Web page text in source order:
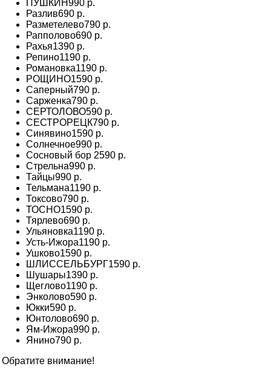
ПУШКИН990 р.
Разлив690 р.
Разметелево790 р.
Рапполово690 р.
Рахья1390 р.
Репино1190 р.
Романовка1190 р.
РОЩИНО1590 р.
Саперный790 р.
Сарженка790 р.
СЕРТОЛОВО590 р.
СЕСТРОРЕЦК790 р.
Синявино1590 р.
Солнечное990 р.
Сосновый бор 2590 р.
Стрельна990 р.
Тайцы990 р.
Тельмана1190 р.
Токсово790 р.
ТОСНО1590 р.
Тярлево690 р.
Ульяновка1190 р.
Усть-Ижора1190 р.
Ушково1590 р.
ШЛИССЕЛЬБУРГ1590 р.
Шушары1390 р.
Щеглово1190 р.
Энколово590 р.
Юкки590 р.
Юнтолово690 р.
Ям-Ижора990 р.
Янино790 р.
Обратите внимание!